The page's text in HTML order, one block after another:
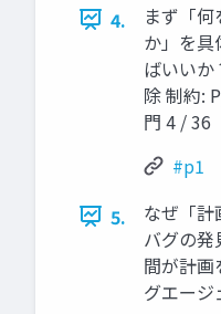
4.
まず「
か」を
ばいいか
除 制約:
門 4 / 36
#p1
5.
なぜ「
バグの
間が計
グエージ